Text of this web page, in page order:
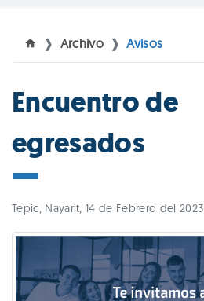
Archivo Avisos
Encuentro de
egresados
Tepic, Nayarit, 14 de Febrero del 2023